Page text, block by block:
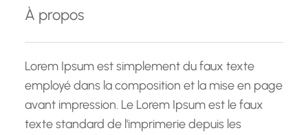
r
c
h
À propos
Lorem Ipsum est simplement du faux texte
employé dans la composition et la mise en page
avant impression. Le Lorem Ipsum est le faux
texte standard de l'imprimerie depuis les